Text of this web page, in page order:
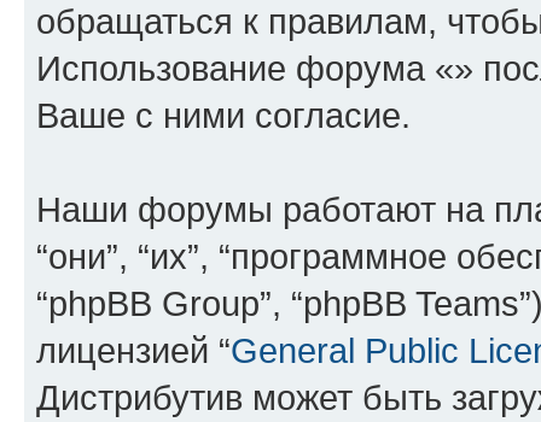
обращаться к правилам,
Использование форума «»
Ваше с ними согласие.
Наши форумы работают на
“они”, “их”, “программное
“phpBB Group”, “phpBB
лицензией “General Public
Дистрибутив может быть